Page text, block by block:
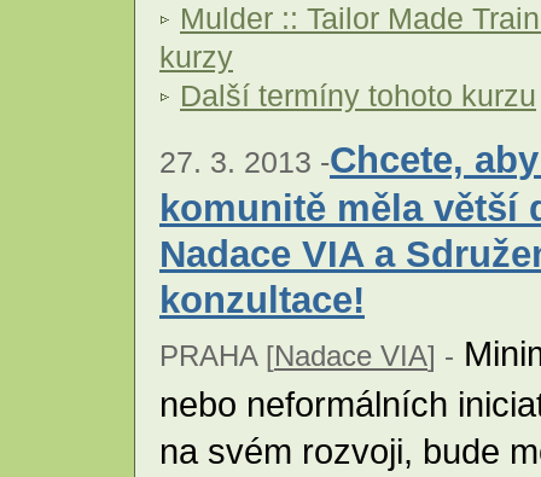
Mulder :: Tailor Made
kurzy
Další termíny tohoto kurzu
27. 3. 2013 -Chcete,
komunitě měla větší
Nadace VIA a
konzultace!
PRAHA [Nadace VIA] -
nebo neformálních
na svém rozvoji, bude